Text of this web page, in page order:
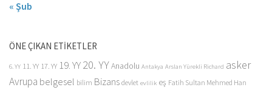
« Şub
ÖNE ÇIKAN ETİKETLER
6. YY 11. YY 17. YY 19. YY20. YYAnadolu Antakya Arslan Yürekli Richard asker
Avrupa belgesel bilim Bizans devlet evlilik eş Fatih Sultan Mehmed Han